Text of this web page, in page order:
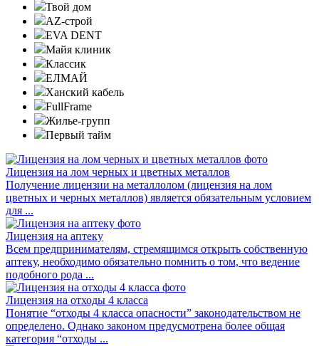
Твой дом
AZ-строй
EVA DENT
Майя клиник
Классик
ЕЛМАЙ
Ханский кабель
FullFrame
Жилье-групп
Первый тайм
Лицензия на лом черных и цветных металлов
Получение лицензии на металлолом (лицензия на лом
цветных и черных металлов) является обязательным условием
для ...
Лицензия на аптеку
Всем предпринимателям, стремящимся открыть собственную
аптеку, необходимо обязательно помнить о том, что ведение
подобного рода ...
Лицензия на отходы 4 класса
Понятие “отходы 4 класса опасности” законодательством не
определено. Однако законом предусмотрена более общая
категория “отходы ...